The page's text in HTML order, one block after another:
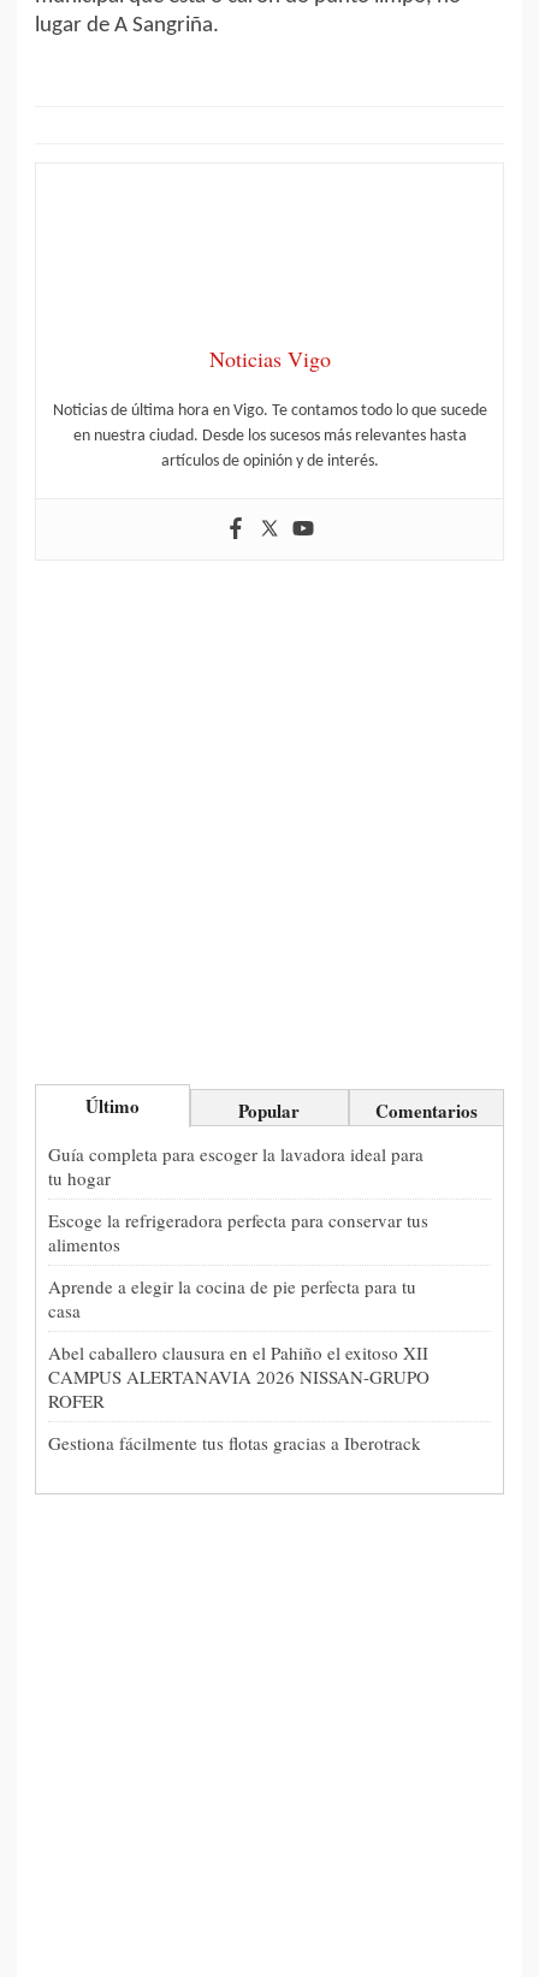
lugar de A Sangriña.
Noticias Vigo
Noticias de última hora en Vigo. Te contamos todo lo que sucede
en nuestra ciudad. Desde los sucesos más relevantes hasta
artículos de opinión y de interés.
Último Popular Comentarios
Guía completa para escoger la lavadora ideal para
tu hogar
Escoge la refrigeradora perfecta para conservar tus
alimentos
Aprende a elegir la cocina de pie perfecta para tu
casa
Abel caballero clausura en el Pahiño el exitoso XII
CAMPUS ALERTANAVIA 2026 NISSAN-GRUPO
ROFER
Gestiona fácilmente tus flotas gracias a Iberotrack